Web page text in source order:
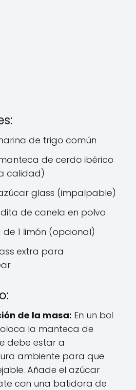
de trigo común
de cerdo ibérico
calidad)
glass (impalpable)
de canela en polvo
1 limón (opcional)
extra para
de la masa: En un bol
la manteca de
debe estar a
ambiente para que
Añade el azúcar
con una batidora de